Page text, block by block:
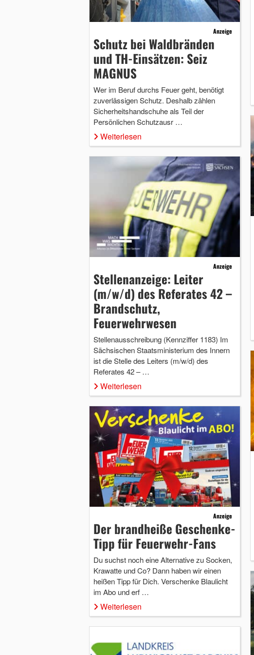
Anzeige
Schutz bei Waldbränden
und TH-Einsätzen: Seiz
MAGNUS
Wer im Beruf durchs Feuer geht, benötigt
zuverlässigen Schutz. Deshalb zählen
Sicherheitshandschuhe als Teil der
Persönlichen Schutzausr …
Weiterlesen
Anzeige
Stellenanzeige: Leiter
(m/w/d) des Referates 42 –
Brandschutz,
Feuerwehrwesen
Stellenausschreibung (Kennziffer 1183) Im
Sächsischen Staatsministerium des Innern
ist die Stelle des Leiters (m/w/d) des
Referates 42 – …
Weiterlesen
Anzeige
Der brandheiße Geschenke-
Tipp für Feuerwehr-Fans
Du suchst noch eine Alternative zu Socken,
Krawatte und Co? Dann haben wir einen
heißen Tipp für Dich. Verschenke Blaulicht
im Abo und erf …
Weiterlesen